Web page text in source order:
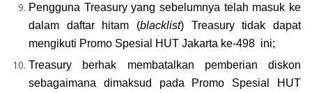
Pengguna Treasury yang sebelumnya telah masuk ke
dalam daftar hitam (blacklist) Treasury tidak dapat
mengikuti Promo Spesial HUT Jakarta ke-498  ini;
Treasury berhak membatalkan pemberian diskon
sebagaimana dimaksud pada Promo Spesial HUT